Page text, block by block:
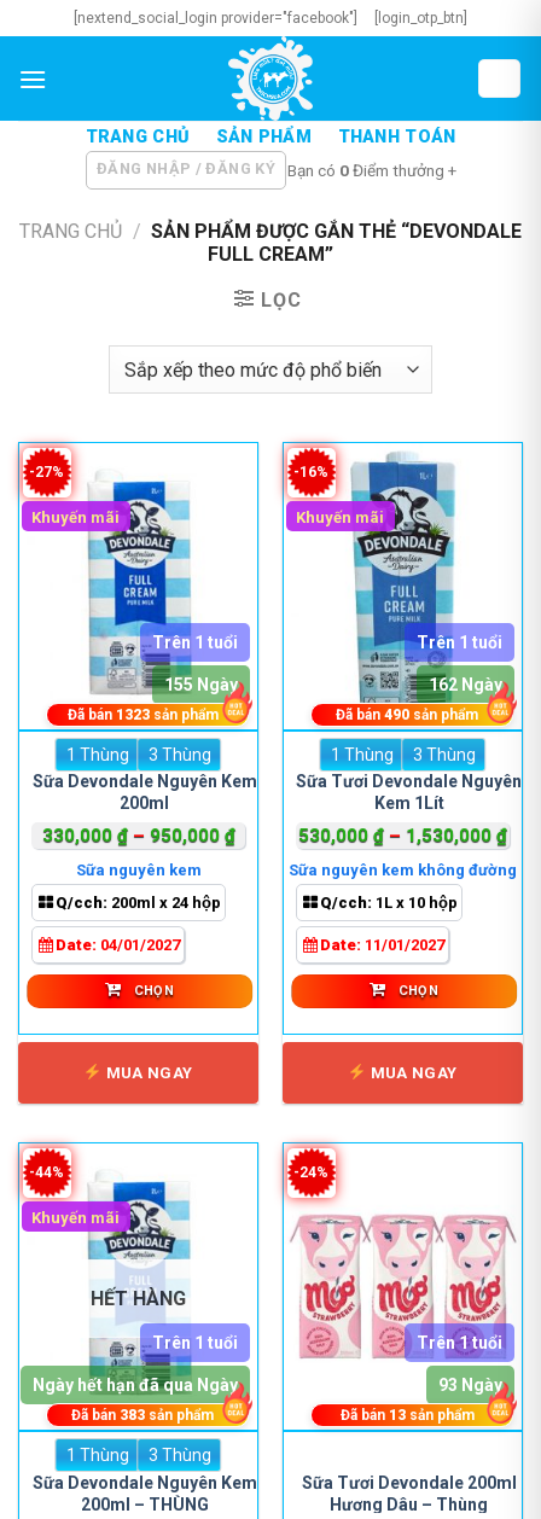
to
content
[nextend_social_login provider="facebook"] [login_otp_btn]
TRANG CHỦ SẢN PHẨM THANH TOÁN
ĐĂNG NHẬP / ĐĂNG KÝ Bạn có 0Điểm thưởng +
TRANG CHỦ / SẢN PHẨM ĐƯỢC GẮN THẺ “DEVONDALE
FULL CREAM”
LỌC
-27%
Khuyến mãi
1 Thùng
3 Thùng
Sữa Devondale Nguyên Kem
200ml
330,000 ₫ – 950,000 ₫Khoảng
330,000 ₫
950,000 ₫
Sữa nguyên kem
Q/cch: 200ml x 24 hộp
Date: 04/01/2027
Trên 1 tuổi
155 Ngày
Đã bán 1323sản phẩm
CHỌN
Sản
phẩm
này
có
nhiều
biến
thể.
Các
tùy
chọn
có
thể
chọn
trên
phẩm
MUA NGAY
-16%
Khuyến mãi
1 Thùng
3 Thùng
Sữa Tươi Devondale Nguyên
Kem 1Lít
530,000 ₫ – 1,530,000 ₫
Sữa nguyên kem không đường
Q/cch: 1L x 10 hộp
Date: 11/01/2027
Trên 1 tuổi
162 Ngày
Đã bán490 sản phẩm
CHỌN
Sản
phẩm
này
có
nhiều
biến
thể.
Các
tùy
chọn
có
thể
chọn
trên
MUA NGAY
-44%
Khuyến mãi
HẾT HÀNG
1 Thùng
3 Thùng
Sữa Devondale Nguyên Kem
200ml – THÙNG
Trên 1 tuổi
Ngày hết hạn đã qua Ngày
Đã bán 383 sản phẩm
Sản
phẩm
này
-24%
Sữa Tươi Devondale 200ml
Hương Dâu – Thùng
Trên 1 tuổi
93 Ngày
Đã bán 13sản phẩm